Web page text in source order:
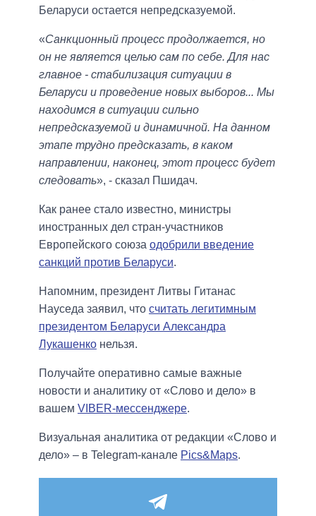
Беларуси остается непредсказуемой.
«Санкционный процесс продолжается, но
он не является целью сам по себе. Для нас
главное - стабилизация ситуации в
Беларуси и проведение новых выборов... Мы
находимся в ситуации сильно
непредсказуемой и динамичной. На данном
этапе трудно предсказать, в каком
направлении, наконец, этот процесс будет
следовать», - сказал Пшидач.
Как ранее стало известно, министры
иностранных дел стран-участников
Европейского союза одобрили введение
санкций против Беларуси.
Напомним, президент Литвы Гитанас
Науседа заявил, что считать легитимным
президентом Беларуси Александра
Лукашенко нельзя.
Получайте оперативно самые важные
новости и аналитику от «Слово и дело» в
вашем VIBER-мессенджере.
Визуальная аналитика от редакции «Слово и
дело» – в Telegram-канале Pics&Maps.